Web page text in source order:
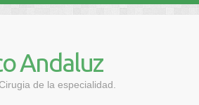
Andaluz
de la especialidad.